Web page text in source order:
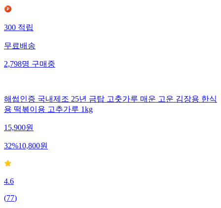
300 적립
무료배송
2,798명 구매중
해썹인증 국내제조 25년 금탑 고춧가루 매운 고운 김장용 한식
용 떡볶이용 고추가루 1kg
15,900원
32%10,800원
4.6
(77)